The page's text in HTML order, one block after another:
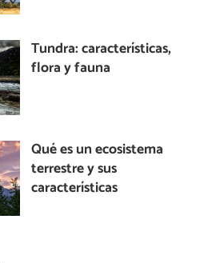
Tundra: características,
flora y fauna
Qué es un ecosistema
terrestre y sus
características